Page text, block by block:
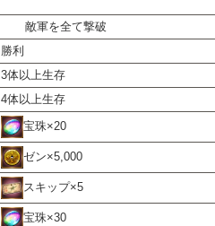
敵軍を全て撃破
勝利
3体以上生存
4体以上生存
宝珠×20
ゼン×5,000
スキップ×5
宝珠×30